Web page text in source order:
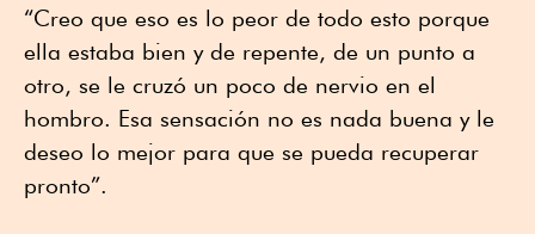
“Creo que eso es lo peor de todo esto porque
ella estaba bien y de repente, de un punto a
otro, se le cruzó un poco de nervio en el
hombro. Esa sensación no es nada buena y le
deseo lo mejor para que se pueda recuperar
pronto”.